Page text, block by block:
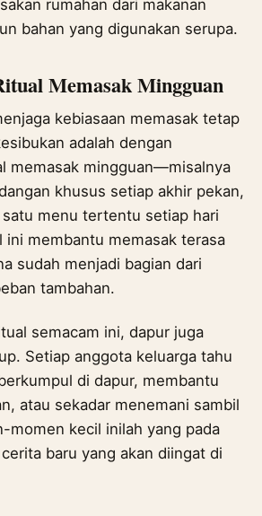
rumahan dari makanan
bahan yang digunakan serupa.
Memasak Mingguan
kebiasaan memasak tetap
adalah dengan
memasak mingguan—misalnya
khusus setiap akhir pekan,
menu tertentu setiap hari
ini membantu memasak terasa
sudah menjadi bagian dari
tambahan.
semacam ini, dapur juga
Setiap anggota keluarga tahu
di dapur, membantu
atau sekadar menemani sambil
momen kecil inilah yang pada
baru yang akan diingat di